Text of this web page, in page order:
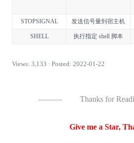
STOPSIGNAL
发送信号量到宿主机
SHELL 执行指定 shell 脚本
Views: 3,133 · Posted: 2022-01-22
——— Thanks for
Give me a Star,